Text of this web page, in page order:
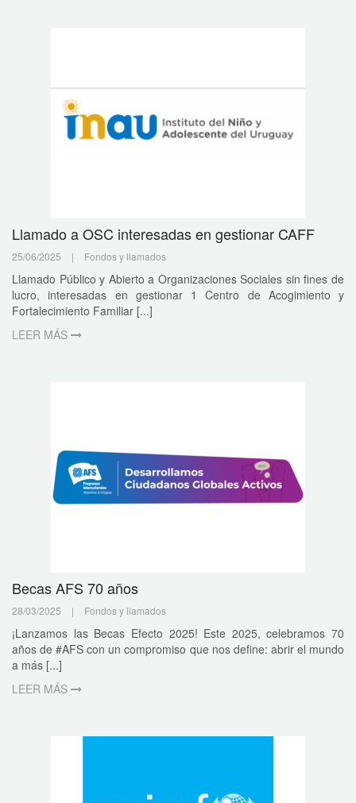
Llamado a OSC interesadas en gestionar CAFF
25/06/2025 | Fondos y llamados
Llamado Público y Abierto a Organizaciones Sociales sin fines de
lucro, interesadas en gestionar 1 Centro de Acogimiento y
Fortalecimiento Familiar [...]
LEER MÁS
Becas AFS 70 años
28/03/2025 | Fondos y llamados
¡Lanzamos las Becas Efecto 2025! Este 2025, celebramos 70
años de #AFS con un compromiso que nos define: abrir el mundo
a más [...]
LEER MÁS